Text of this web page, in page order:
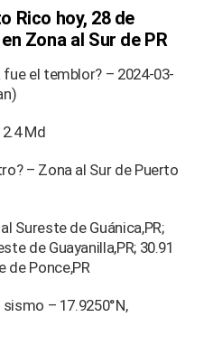
Rico hoy, 28 de
Zona al Sur de PR
fue el temblor? – 2024-03-
Md
– Zona al Sur de Puerto
Sureste de Guánica,PR;
de Guayanilla,PR; 30.91
de Ponce,PR
– 17.9250°N,